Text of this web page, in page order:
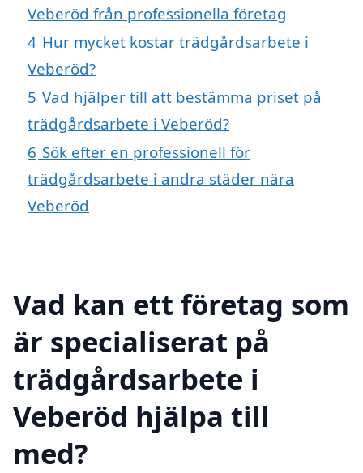
Veberöd från professionella företag
4 Hur mycket kostar trädgårdsarbete i
Veberöd?
5 Vad hjälper till att bestämma priset på
trädgårdsarbete i Veberöd?
6 Sök efter en professionell för
trädgårdsarbete i andra städer nära
Veberöd
Vad kan ett företag som
är specialiserat på
trädgårdsarbete i
Veberöd hjälpa till
med?